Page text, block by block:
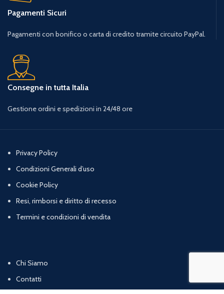
Pagamenti Sicuri
Pagamenti con bonifico o carta di credito tramite circuito PayPal.
Consegne in tutta Italia
Gestione ordini e spedizioni in 24/48 ore
Privacy Policy
Condizioni Generali d’uso
Cookie Policy
Resi, rimborsi e diritto di recesso
Termini e condizioni di vendita
Chi Siamo
Contatti